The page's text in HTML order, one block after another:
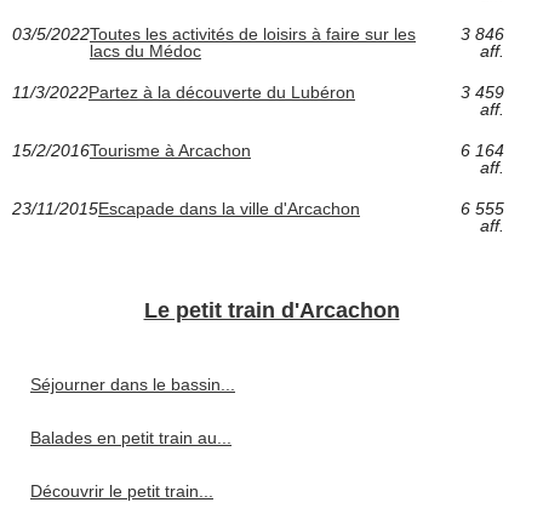
03/5/2022Toutes les activités de loisirs à faire sur les
lacs du Médoc
3 846
aff.
11/3/2022Partez à la découverte du Lubéron
3 459
aff.
15/2/2016Tourisme à Arcachon
6 164
aff.
23/11/2015Escapade dans la ville d'Arcachon
6 555
aff.
Le petit train d'Arcachon
Séjourner dans le bassin...
Balades en petit train au...
Découvrir le petit train...